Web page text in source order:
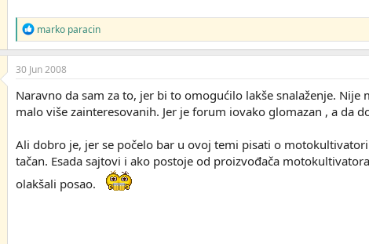
R
e
a
g
v
a
n
a
:
marko paracin
30 Jun 2008
Naravno da sam za to, jer bi to omogućilo lakše snalaženje.
malo više zainteresovanih. Jer je forum iovako glomazan , a da
Ali dobro je, jer se počelo bar u ovoj temi pisati o
tačan. Esada sajtovi i ako postoje od proizvođača
olakšali posao.